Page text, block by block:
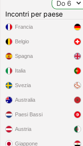
Incontri per paese
Francia
Belgio
Spagna
Italia
Svezia
Australia
Paesi Bassi
Austria
Giappone